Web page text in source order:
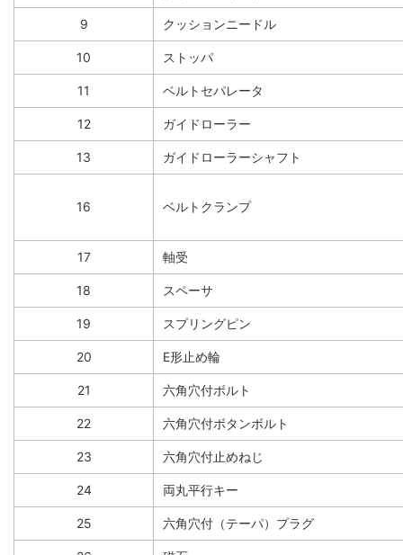
9 クッションニードル
10 ストッパ
11 ベルトセパレータ
12 ガイドローラー
13 ガイドローラーシャフト
16 ベルトクランプ
17 軸受
18 スペーサ
19 スプリングピン
20 E形止め輪
21 六角穴付ボルト
22 六角穴付ボタンボルト
23 六角穴付止めねじ
24 両丸平行キー
25 六角穴付（テーパ）プラグ